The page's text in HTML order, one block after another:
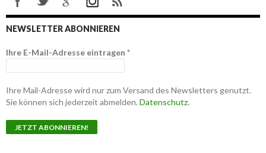
NEWSLETTER ABONNIEREN
Ihre E-Mail-Adresse eintragen *
Ihre Mail-Adresse wird nur zum Versand des Newsletters genutzt.
Sie können sich jederzeit abmelden. Datenschutz.